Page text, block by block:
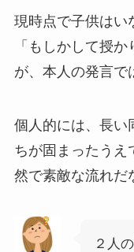
現時点で子供はい
「もしかして授
が、本人の発言で
個人的には、長い
ちが固まったうえ
然で素敵な流れだ
２人